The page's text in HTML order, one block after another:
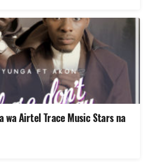
wa Airtel Trace Music Stars na